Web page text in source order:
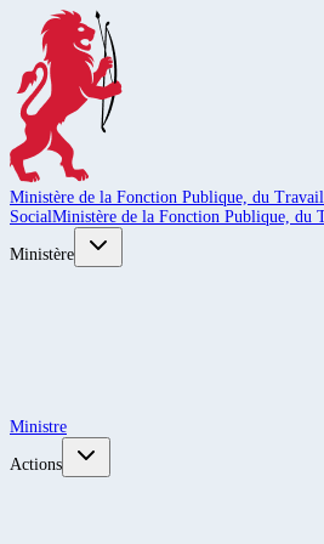
Ministère de la Fonction Publique, du
SocialMinistère de la Fonction Publique, du
Ministère
Ministre
Actions